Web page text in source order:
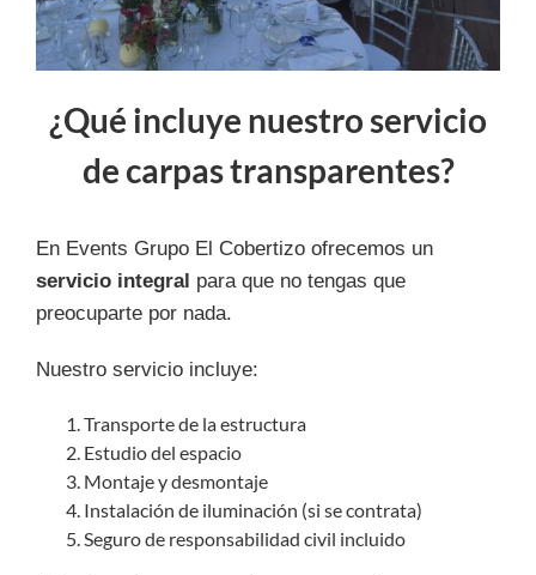
¿Qué incluye nuestro servicio
de carpas transparentes?
En Events Grupo El Cobertizo ofrecemos un
servicio integral para que no tengas que
preocuparte por nada.
Nuestro servicio incluye:
Transporte de la estructura
Estudio del espacio
Montaje y desmontaje
Instalación de iluminación (si se contrata)
Seguro de responsabilidad civil incluido